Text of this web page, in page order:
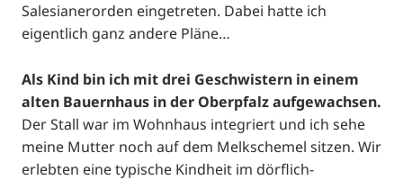
Salesianerorden eingetreten. Dabei hatte ich
eigentlich ganz andere Pläne…
Als Kind bin ich mit drei Geschwistern in einem
alten Bauernhaus in der Oberpfalz aufgewachsen.
Der Stall war im Wohnhaus integriert und ich sehe
meine Mutter noch auf dem Melkschemel sitzen. Wir
erlebten eine typische Kindheit im dörflich-